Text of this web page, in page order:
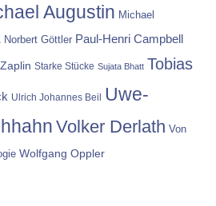
Augustin Michael
Norbert Göttler Paul-Henri Campbell
Starke Stücke Sujata Bhatt Tobias
Ulrich Johannes Beil Uwe-
Volker Derlath Von
Wolfgang Oppler